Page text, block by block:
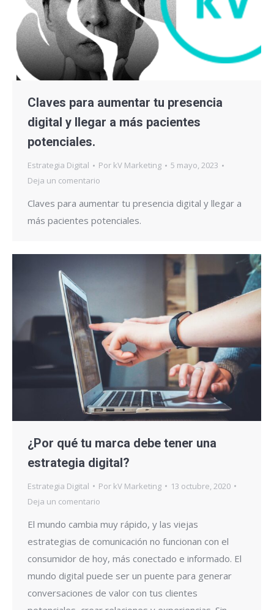
Claves para aumentar tu presencia
digital y llegar a más pacientes
potenciales.
Estrategia Digital Por kV Marketing
5 mayo, 2023
Deja un comentario
Claves para aumentar tu presencia digital y llegar a
más pacientes potenciales.
¿Por qué tu marca debe tener una
estrategia digital?
Estrategia Digital Por kV Marketing
13 octubre, 2020
Deja un comentario
El mundo cambia muy rápido, y las viejas
estrategias de comunicación no funcionan con el
consumidor de hoy, más conectado e informado. El
mundo digital puede ser un puente para generar
conversaciones de valor con tus clientes